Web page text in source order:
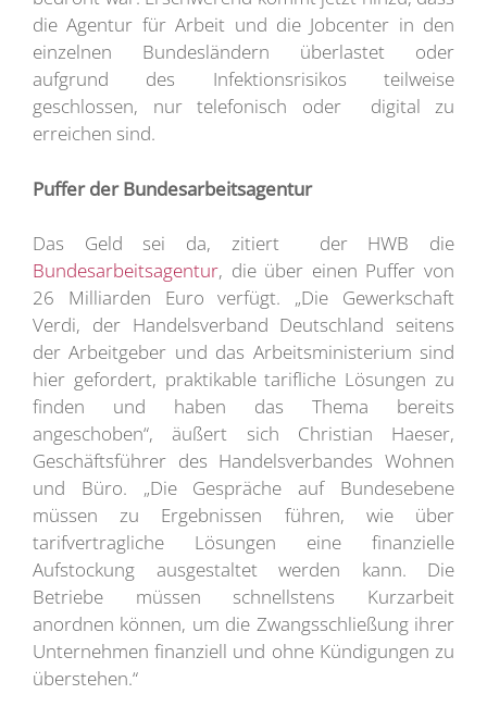
die Agentur für Arbeit und die Jobcenter in den
einzelnen Bundesländern überlastet oder
aufgrund des Infektionsrisikos teilweise
geschlossen, nur telefonisch oder digital zu
erreichen sind.
Puffer der Bundesarbeitsagentur
Das Geld sei da, zitiert der HWB die
Bundesarbeitsagentur, die über einen Puffer von
26 Milliarden Euro verfügt. „Die Gewerkschaft
Verdi, der Handelsverband Deutschland seitens
der Arbeitgeber und das Arbeitsministerium sind
hier gefordert, praktikable tarifliche Lösungen zu
finden und haben das Thema bereits
angeschoben“, äußert sich Christian Haeser,
Geschäftsführer des Handelsverbandes Wohnen
und Büro. „Die Gespräche auf Bundesebene
müssen zu Ergebnissen führen, wie über
tarifvertragliche Lösungen eine finanzielle
Aufstockung ausgestaltet werden kann. Die
Betriebe müssen schnellstens Kurzarbeit
anordnen können, um die Zwangsschließung ihrer
Unternehmen finanziell und ohne Kündigungen zu
überstehen.“